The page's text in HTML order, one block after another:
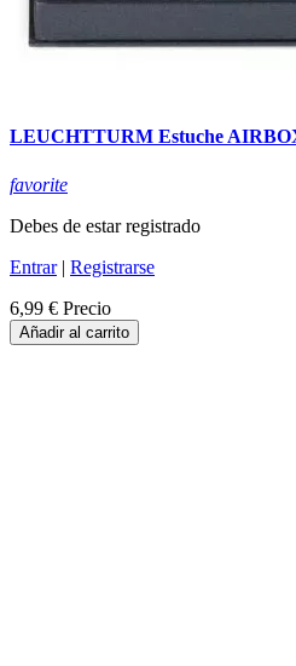
LEUCHTTURM Estuche
favorite
Debes de estar registrado
Entrar| Registrarse
6,99 € Precio
Añadir al carrito